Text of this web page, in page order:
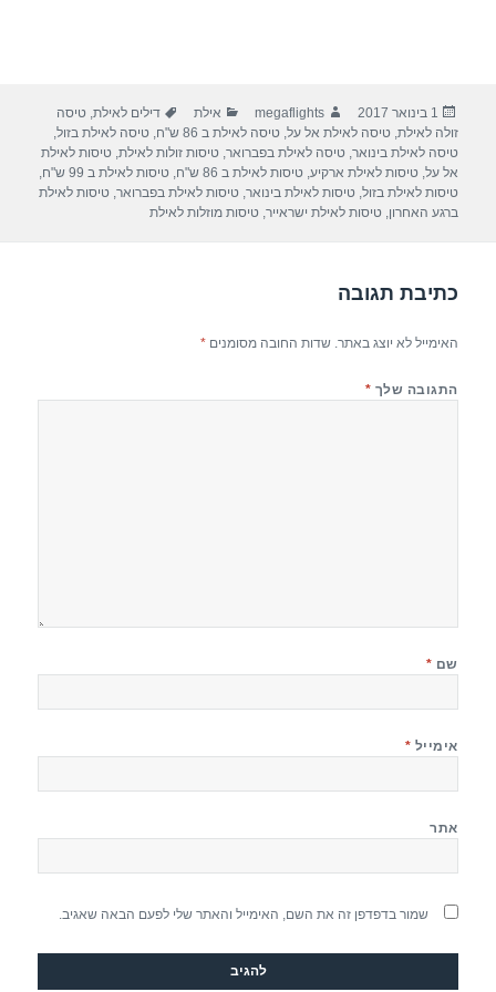
פורסם
בתאריך
1 בינואר 2017 מחבר
megaflights קטגוריות
אילת תגיות
דילים לאילת,טיסה
זולה לאילת,טיסה לאילת אל על,טיסה לאילת ב 86 ש"ח ,טיסה לאילת בזול,
טיסה לאילת בינואר,טיסה לאילת בפברואר,טיסות זולות לאילת,טיסות לאילת
אל על,טיסות לאילת ארקיע,טיסות לאילת ב 86 ש"ח ,טיסות לאילת ב 99 ש"ח
,
טיסות לאילת בזול,טיסות לאילת בינואר,טיסות לאילת בפברואר,טיסות לאילת
ברגע האחרון,טיסות לאילת ישראייר,טיסות מוזלות לאילת
כתיבת תגובה
האימייל לא יוצג באתר. שדות החובה מסומנים*
התגובה שלך *
שם *
אימייל *
אתר
שמור בדפדפן זה את השם, האימייל והאתר שלי לפעם הבאה שאגיב.